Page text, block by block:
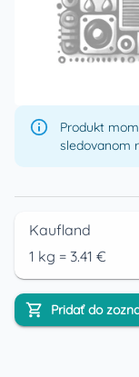
Produkt
sledovanom
Kaufland
1 kg = 3.41 €
Pridať do